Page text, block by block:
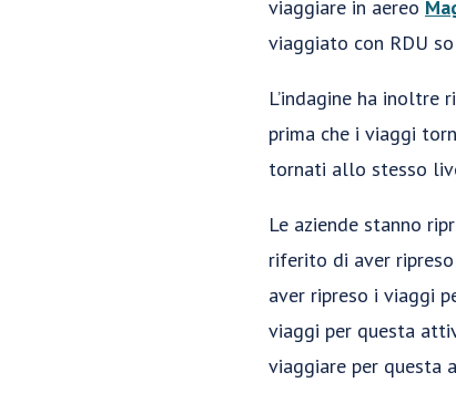
viaggiare in aereo
viaggiato con RDU
L’indagine ha
prima che i viaggi
tornati allo stesso
Le aziende stanno
riferito di aver
aver ripreso i viaggi
viaggi per questa
viaggiare per questa